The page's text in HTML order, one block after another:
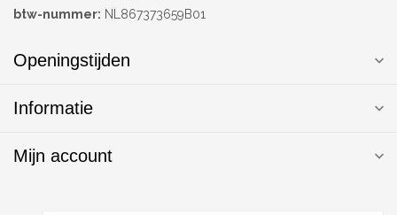
btw-nummer: NL867373659B01
Openingstijden
Informatie
Mijn account